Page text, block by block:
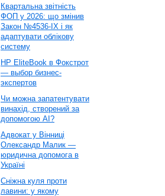
Квартальна звітність
ФОП у 2026: що змінив
Закон №4536-IX і як
адаптувати облікову
систему
HP EliteBook в Фокстрот
— выбор бизнес-
экспертов
Чи можна запатентувати
винахід, створений за
допомогою AI?
Адвокат у Вінниці
Олександр Малик —
юридична допомога в
Україні
Сніжна куля проти
лавини: у якому